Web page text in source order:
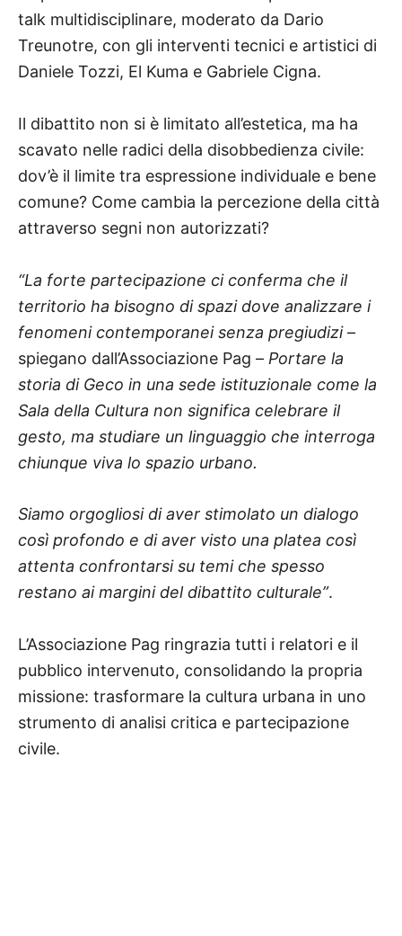
talk multidisciplinare, moderato da Dario
Treunotre, con gli interventi tecnici e artistici di
Daniele Tozzi, El Kuma e Gabriele Cigna.
Il dibattito non si è limitato all’estetica, ma ha
scavato nelle radici della disobbedienza civile:
dov’è il limite tra espressione individuale e bene
comune? Come cambia la percezione della città
attraverso segni non autorizzati?
“La forte partecipazione ci conferma che il
territorio ha bisogno di spazi dove analizzare i
fenomeni contemporanei senza pregiudizi–
spiegano dall’Associazione Pag – Portare la
storia di Geco in una sede istituzionale come la
Sala della Cultura non significa celebrare il
gesto, ma studiare un linguaggio che interroga
chiunque viva lo spazio urbano.
Siamo orgogliosi di aver stimolato un dialogo
così profondo e di aver visto una platea così
attenta confrontarsi su temi che spesso
restano ai margini del dibattito culturale”.
L’Associazione Pag ringrazia tutti i relatori e il
pubblico intervenuto, consolidando la propria
missione: trasformare la cultura urbana in uno
strumento di analisi critica e partecipazione
civile.